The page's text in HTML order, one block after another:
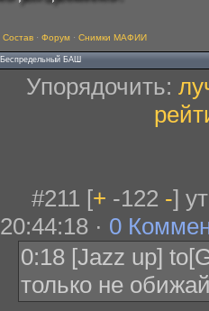
Состав · Форум · Снимки МАФИИ
Беспредельный БАШ
Упорядочить:
#211 [+ -122 -]
20:44:18 · 0
0:18 [Jazz up]
только не